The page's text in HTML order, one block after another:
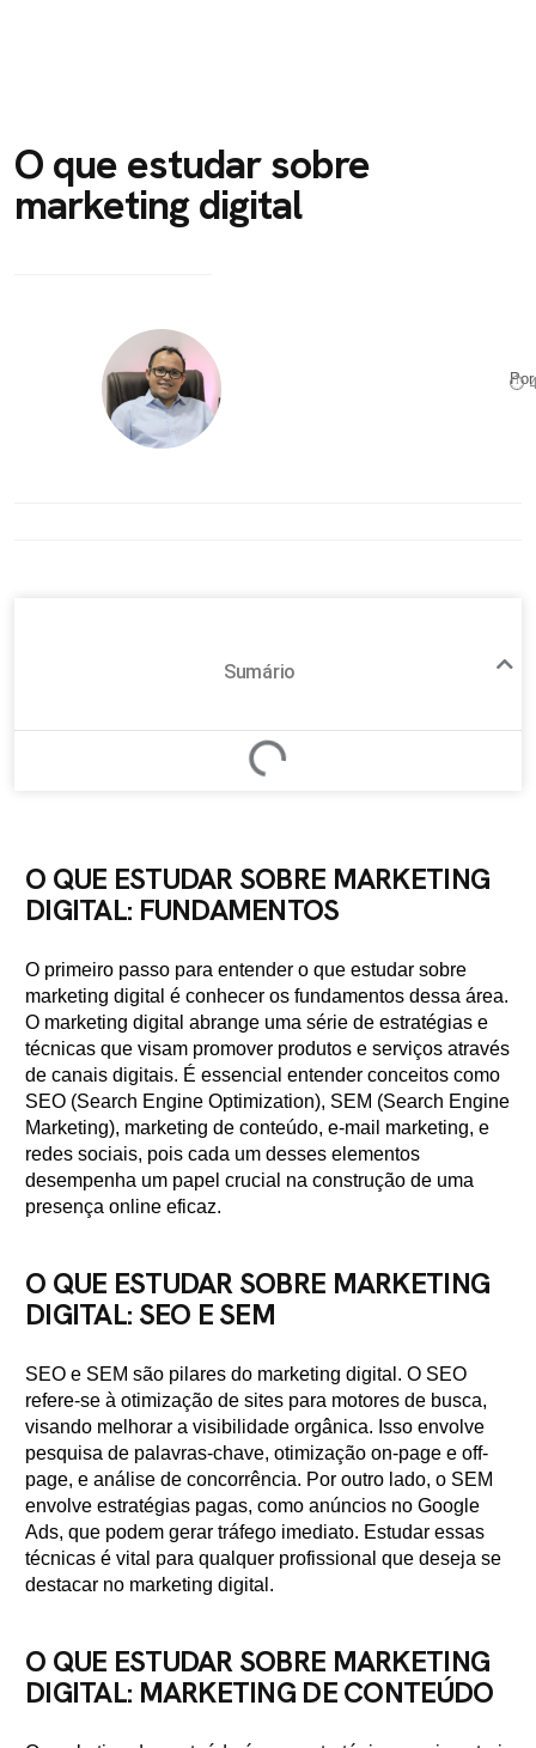
O que estudar sobre
marketing digital
⏱
Sumário
O QUE ESTUDAR SOBRE MARKETING
DIGITAL: FUNDAMENTOS
O primeiro passo para entender o que estudar sobre
marketing digital é conhecer os fundamentos dessa área.
O marketing digital abrange uma série de estratégias e
técnicas que visam promover produtos e serviços através
de canais digitais. É essencial entender conceitos como
SEO (Search Engine Optimization), SEM (Search Engine
Marketing), marketing de conteúdo, e-mail marketing, e
redes sociais, pois cada um desses elementos
desempenha um papel crucial na construção de uma
presença online eficaz.
O QUE ESTUDAR SOBRE MARKETING
DIGITAL: SEO E SEM
SEO e SEM são pilares do marketing digital. O SEO
refere-se à otimização de sites para motores de busca,
visando melhorar a visibilidade orgânica. Isso envolve
pesquisa de palavras-chave, otimização on-page e off-
page, e análise de concorrência. Por outro lado, o SEM
envolve estratégias pagas, como anúncios no Google
Ads, que podem gerar tráfego imediato. Estudar essas
técnicas é vital para qualquer profissional que deseja se
destacar no marketing digital.
O QUE ESTUDAR SOBRE MARKETING
DIGITAL: MARKETING DE CONTEÚDO